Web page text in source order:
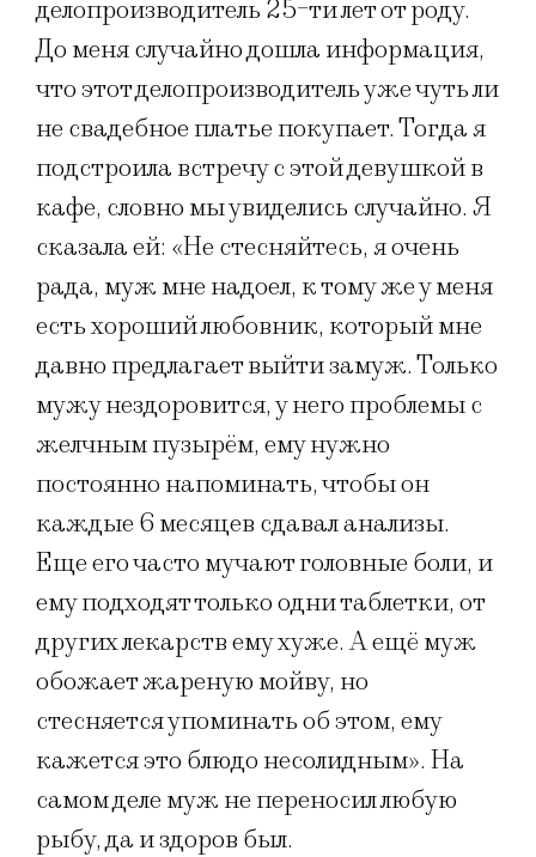
делопроизводитель 25-ти лет от роду.
До меня случайно дошла информация,
что этот делопроизводитель уже чуть ли
не свадебное платье покупает. Тогда я
подстроила встречу с этой девушкой в
кафе, словно мы увиделись случайно. Я
сказала ей: «Не стесняйтесь, я очень
рада, муж мне надоел, к тому же у меня
есть хороший любовник, который мне
давно предлагает выйти замуж. Только
мужу нездоровится, у него проблемы с
желчным пузырём, ему нужно
постоянно напоминать, чтобы он
каждые 6 месяцев сдавал анализы.
Еще его часто мучают головные боли, и
ему подходят только одни таблетки, от
других лекарств ему хуже. А ещё муж
обожает жареную мойву, но
стесняется упоминать об этом, ему
кажется это блюдо несолидным». На
самом деле муж не переносил любую
рыбу, да и здоров был.